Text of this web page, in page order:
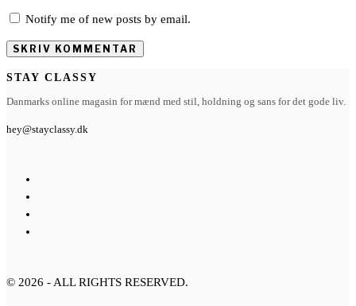
Notify me of new posts by email.
STAY CLASSY
Danmarks online magasin for mænd med stil, holdning og sans for det gode liv.
hey@stayclassy.dk
© 2026 - ALL RIGHTS RESERVED.